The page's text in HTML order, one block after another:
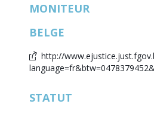
MONITEUR
BELGE
http://
STATUT